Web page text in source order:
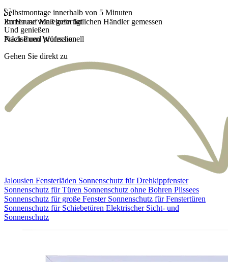
Selbstmontage innerhalb von 5 Minuten
Und genießen
Zu Hause von einem örtlichen Händler gemessen
Präzise und professionell
Immer auf Maß gefertigt
Nach Ihren Wünschen
Schnelle Lieferung
Unbeschwert und schnell
Gehen Sie direkt zu
Jalousien Fensterläden Sonnenschutz für Drehkippfenster
Sonnenschutz für Türen Sonnenschutz ohne Bohren Plissees
Sonnenschutz für große Fenster Sonnenschutz für Fenstertüren
Sonnenschutz für Schiebetüren Elektrischer Sicht- und
Sonnenschutz